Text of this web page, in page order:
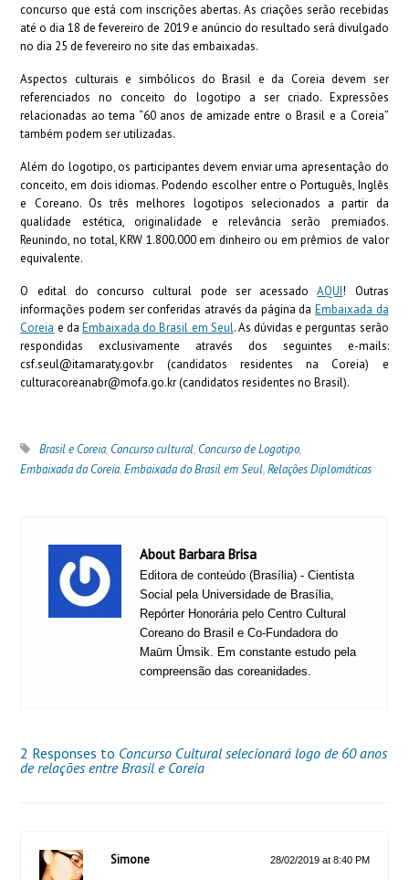
concurso que está com inscrições abertas. As criações serão recebidas
até o dia 18 de fevereiro de 2019 e anúncio do resultado será divulgado
no dia 25 de fevereiro no site das embaixadas.
Aspectos culturais e simbólicos do Brasil e da Coreia devem ser
referenciados no conceito do logotipo a ser criado. Expressões
relacionadas ao tema “60 anos de amizade entre o Brasil e a Coreia”
também podem ser utilizadas.
Além do logotipo, os participantes devem enviar uma apresentação do
conceito, em dois idiomas. Podendo escolher entre o Português, Inglês
e Coreano. Os três melhores logotipos selecionados a partir da
qualidade estética, originalidade e relevância serão premiados.
Reunindo, no total, KRW 1.800.000 em dinheiro ou em prêmios de valor
equivalente.
O edital do concurso cultural pode ser acessadoAQUI! Outras
informações podem ser conferidas através da página daEmbaixada da
Coreia e da Embaixada do Brasil em Seul. As dúvidas e perguntas serão
respondidas exclusivamente através dos seguintes e-mails:
csf.seul@itamaraty.gov.br (candidatos residentes na Coreia) e
culturacoreanabr@mofa.go.kr(candidatos residentes no Brasil).
Brasil e Coreia, Concurso cultural, Concurso de Logotipo,
Embaixada da Coreia,Embaixada do Brasil em Seul,Relações Diplomáticas
About Barbara Brisa
Editora de conteúdo (Brasília) - Cientista
Social pela Universidade de Brasília,
Repórter Honorária pelo Centro Cultural
Coreano do Brasil e Co-Fundadora do
Maūm Ūmsik. Em constante estudo pela
compreensão das coreanidades.
2 Responses to Concurso Cultural selecionará logo de 60 anos
de relações entre Brasil e Coreia
Simone 28/02/2019 at 8:40 PM